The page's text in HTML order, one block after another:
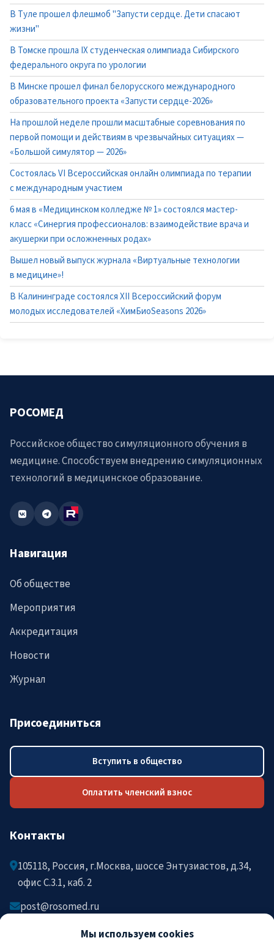
Мы используем cookies
В Туле прошел флешмоб "Запусти сердце. Дети спасают
жизни"
В Томске прошла IX студенческая олимпиада Сибирского
федерального округа по урологии
В Минске прошел финал белорусского международного
образовательного проекта «Запусти сердце-2026»
На прошлой неделе прошли масштабные соревнования по
первой помощи и действиям в чрезвычайных ситуациях —
«Большой симулятор — 2026»
Состоялась VI Всероссийская онлайн олимпиада по терапии
с международным участием
6 мая в «Медицинском колледже № 1» состоялся мастер-
класс «Синергия профессионалов: взаимодействие врача и
акушерки при осложненных родах»
Вышел новый выпуск журнала «Виртуальные технологии
в медицине»!
В Калининграде состоялся XII Всероссийский форум
молодых исследователей «ХимБиоSeasons 2026»
РОСОМЕД
Российское общество симуляционного обучения в
медицине. Способствуем внедрению симуляционных
технологий в медицинское образование.
Навигация
Об обществе
Мероприятия
Аккредитация
Новости
Журнал
Присоединиться
Вступить в общество
Оплатить членский взнос
Контакты
105118, Россия, г.Москва, шоссе Энтузиастов, д.34,
офис C.3.1, каб. 2
post@rosomed.ru